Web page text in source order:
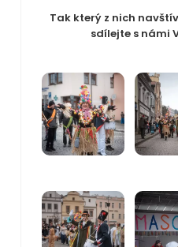
Tak který z nich
sdílejte s námi